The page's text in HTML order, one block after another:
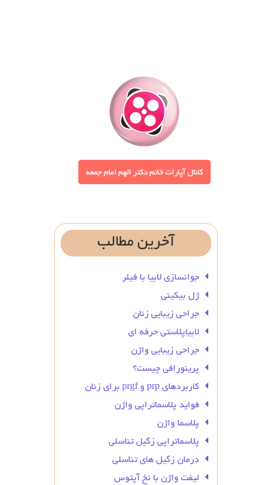
آخرین مطالب
جوانسازی لابیا با فیلر
ژل بیکینی
جراحی زیبایی زنان
لابیاپلاستی حرفه ای
جراحی زیبایی واژن
پرینورافی چیست؟
کاربردهای prp و prgf برای زنان
فواید پلاسماتراپی واژن
پلاسما واژن
پلاسماتراپی زگیل تناسلی
درمان زگیل‌ های تناسلی
لیفت واژن با نخ آپتوس